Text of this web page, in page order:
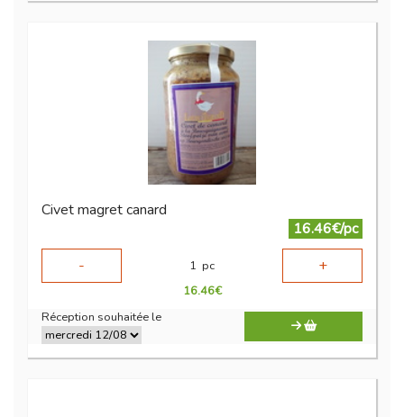
Civet magret canard
16.46€/pc
-
1 pc +
16.46€
Réception souhaitée le